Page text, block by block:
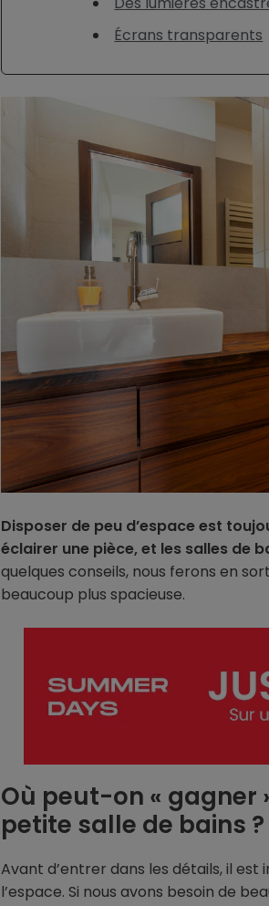
Écrans transparents
Disposer de peu d’espace est
éclairer une pièce, et les salles de
quelques conseils, nous ferons en
beaucoup plus spacieuse.
Où peut-on « gagner
petite salle de bains ?
Avant d’entrer dans les détails, il
l’espace. Si nous avons besoin de